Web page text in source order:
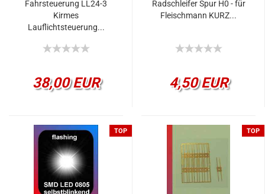
Fahrsteuerung LL24-3
Kirmes
Lauflichtsteuerung...
38,00 EUR
Radschleifer Spur H0 - für
Fleischmann KURZ...
4,50 EUR
TOP TOP